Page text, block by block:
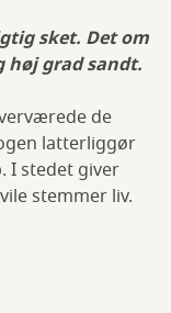
sket. Det om
høj grad sandt.
de
latterliggør
I stedet giver
stemmer liv.